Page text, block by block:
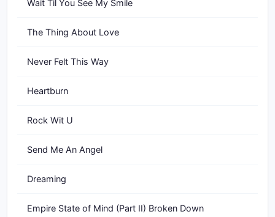
Wait Til You See My Smile
The Thing About Love
Never Felt This Way
Heartburn
Rock Wit U
Send Me An Angel
Dreaming
Empire State of Mind (Part II) Broken Down